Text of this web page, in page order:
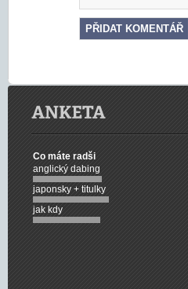
Co máte radši
anglický dabing
japonsky + titulky
jak kdy